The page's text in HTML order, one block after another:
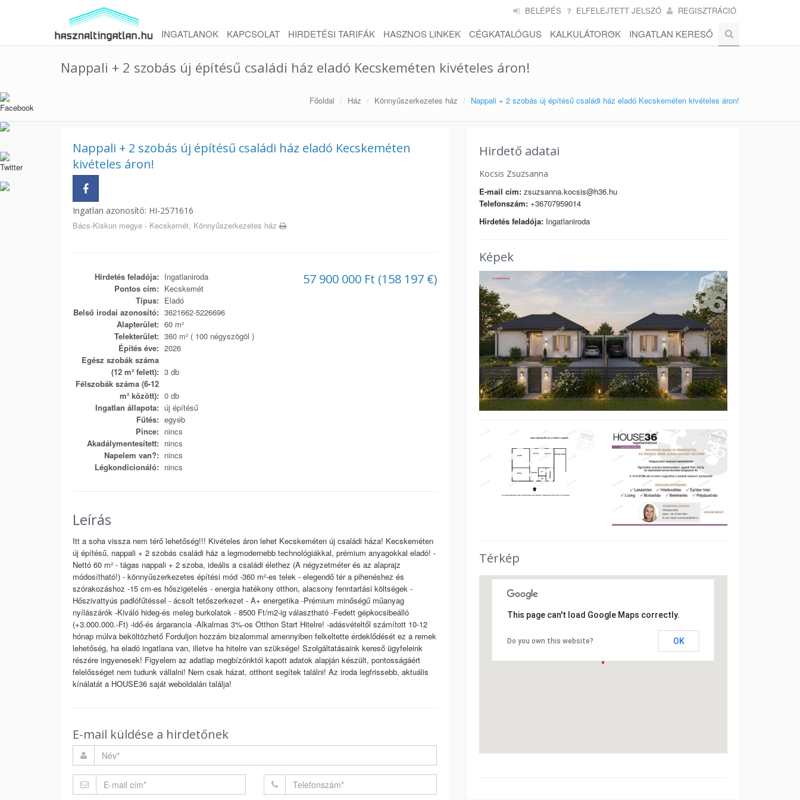
BELÉPÉS ELFELEJTETT JELSZÓ REGISZTRÁCIÓ
INGATLANOK KAPCSOLAT HIRDETÉSI TARIFÁK HASZNOS LINKEK CÉGKATALÓGUS KALKULÁTOROK INGATLAN KERESŐ
Nappali + 2 szobás új építésű családi ház eladó Kecskeméten kivételes áron!
Főoldal Ház Könnyűszerkezetes ház Nappali + 2 szobás új építésű családi ház eladó Kecskeméten kivételes áron!
Nappali + 2 szobás új építésű családi ház eladó Kecskeméten
kivételes áron!
Ingatlan azonosító: HI-2571616
Bács-Kiskun megye - Kecskemét, Könnyűszerkezetes ház
57 900 000 Ft (158 197 €)
Hirdetés feladója: Ingatlaniroda
Pontos cím: Kecskemét
Típus: Eladó
Belső irodai azonosító: 3621662-5226696
Alapterület: 60 m²
Telekterület: 360 m² ( 100 négyszögöl )
Építés éve: 2026
Egész szobák száma
(12 m² felett): 3 db
Félszobák száma (6-12
m² között): 0 db
Ingatlan állapota: új építésű
Fűtés: egyéb
Pince: nincs
Akadálymentesített: nincs
Napelem van?: nincs
Légkondicionáló: nincs
Leírás
Itt a soha vissza nem térő lehetőség!!! Kivételes áron lehet Kecskeméten új családi háza! Kecskeméten
új építésű, nappali + 2 szobás családi ház a legmodernebb technológiákkal, prémium anyagokkal eladó! -
Nettó 60 m² - tágas nappali + 2 szoba, ideális a családi élethez (A négyzetméter és az alaprajz
módosítható!) - könnyűszerkezetes építési mód -360 m²-es telek - elegendő tér a pihenéshez és
szórakozáshoz -15 cm-es hőszigetelés - energia hatékony otthon, alacsony fenntartási költségek -
Hőszivattyús padlófűtéssel - ácsolt tetőszerkezet - A+ energetika -Prémium minőségű műanyag
nyílászárók -Kiváló hideg-és meleg burkolatok - 8500 Ft/m2-ig választható -Fedett gépkocsibeálló
(+3.000.000.-Ft) -idő-és árgarancia -Alkalmas 3%-os Otthon Start Hitelre! -adásvételtől számított 10-12
hónap múlva beköltözhető Forduljon hozzám bizalommal amennyiben felkeltette érdeklődését ez a remek
lehetőség, ha eladó ingatlana van, illetve ha hitelre van szüksége! Szolgáltatásaink kereső ügyfeleink
részére ingyenesek! Figyelem az adatlap megbízónktól kapott adatok alapján készült, pontosságáért
felelősséget nem tudunk vállalni! Nem csak házat, otthont segítek találni! Az iroda legfrissebb, aktuális
kínálatát a HOUSE36 saját weboldalán találja!
E-mail küldése a hirdetőnek
Hirdető adatai
Kocsis Zsuzsanna
E-mail cím:zsuzsanna.kocsis@h36.hu
Telefonszám:+36707959014
Hirdetés feladója:Ingatlaniroda
Képek
Térkép
This page can't load Google Maps correctly.
Do you own this website? OK